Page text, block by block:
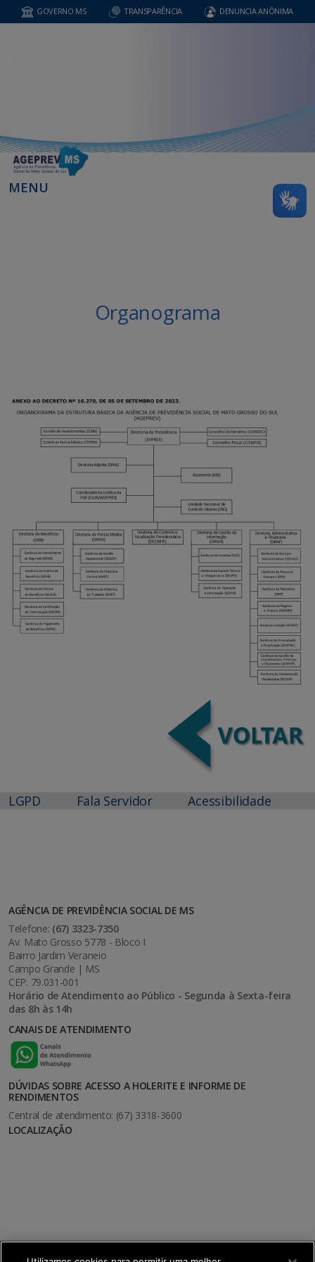
GOVERNO MS TRANSPARÊNCIA DENUNCIA ANÔNIMA
MENU
Organograma
LGPD Fala Servidor Acessibilidade
AGÊNCIA DE PREVIDÊNCIA SOCIAL DE MS
Telefone: (67) 3323-7350
Av. Mato Grosso 5778 - Bloco I
Bairro Jardim Veraneio
Campo Grande | MS
CEP: 79.031-001
Horário de Atendimento ao Público - Segunda à Sexta-feira
das 8h às 14h
CANAIS DE ATENDIMENTO
DÚVIDAS SOBRE ACESSO A HOLERITE E INFORME DE
RENDIMENTOS
Central de atendimento: (67) 3318-3600
LOCALIZAÇÃO